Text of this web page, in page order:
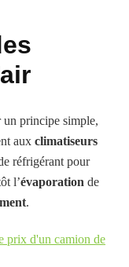
principe simple,
aux climatiseurs
réfrigérant pour
l’évaporation de
.
prix d'un camion de